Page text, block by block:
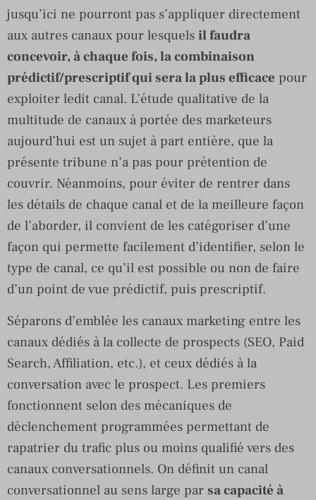
jusqu’ici ne pourront pas s’appliquer directement
aux autres canaux pour lesquels il faudra
concevoir, à chaque fois, la combinaison
prédictif/prescriptif qui sera la plus efficace pour
exploiter ledit canal. L’étude qualitative de la
multitude de canaux à portée des marketeurs
aujourd’hui est un sujet à part entière, que la
présente tribune n’a pas pour prétention de
couvrir. Néanmoins, pour éviter de rentrer dans
les détails de chaque canal et de la meilleure façon
de l’aborder, il convient de les catégoriser d’une
façon qui permette facilement d’identifier, selon le
type de canal, ce qu’il est possible ou non de faire
d’un point de vue prédictif, puis prescriptif.
Séparons d’emblée les canaux marketing entre les
canaux dédiés à la collecte de prospects (SEO, Paid
Search, Affiliation, etc.), et ceux dédiés à la
conversation avec le prospect. Les premiers
fonctionnent selon des mécaniques de
déclenchement programmées permettant de
rapatrier du trafic plus ou moins qualifié vers des
canaux conversationnels. On définit un canal
conversationnel au sens large par sa capacité à